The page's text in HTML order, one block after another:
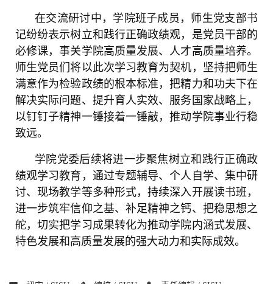
在交流研讨中，学院班子成员，师生党支部书
记纷纷表示树立和践行正确政绩观，是党员干部的
必修课，事关学院高质量发展、人才高质量培养。
师生党员们将以此次学习教育为契机，坚持把师生
满意作为检验政绩的根本标准，把精力和功夫下在
解决实际问题、提升育人实效、服务国家战略上，
以钉钉子精神一锤接着一锤敲，推动学院事业行稳
致远。
学院党委后续将进一步聚焦树立和践行正确政
绩观学习教育，通过专题辅导、个人自学、集中研
讨、现场教学等多种形式，持续深入开展读书班，
进一步筑牢信仰之基、补足精神之钙、把稳思想之
舵，切实把学习成果转化为推动学院内涵式发展、
特色发展和高质量发展的强大动力和实际成效。